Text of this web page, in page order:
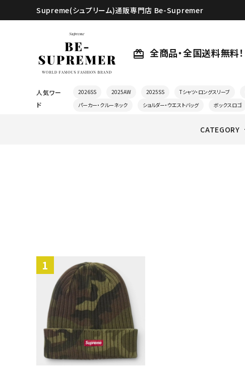
Supreme(シュプリーム)通販専門店 Be-Supremer
card_giftcard 全商品・全国送料無料！
人気ワー
ド
2026SS 2025AW 2025SS Tシャツ・ロングスリーブ
パーカー・クルーネック
ショルダー・ウエストバッグ ボックスロゴ
CATEGORY
NEW ITEMS
Tシャツ・ロングスリーブ
パーカー・トレーナー
ジャケット・アウター